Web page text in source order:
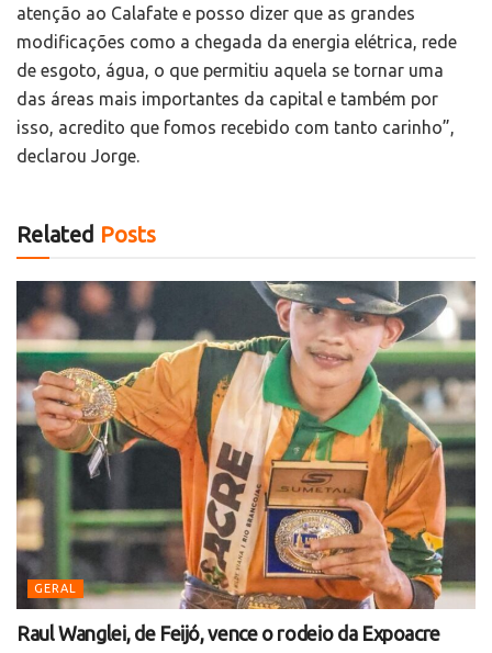
atenção ao Calafate e posso dizer que as grandes
modificações como a chegada da energia elétrica, rede
de esgoto, água, o que permitiu aquela se tornar uma
das áreas mais importantes da capital e também por
isso, acredito que fomos recebido com tanto carinho”,
declarou Jorge.
Related Posts
GERAL
Raul Wanglei, de Feijó, vence o rodeio da Expoacre